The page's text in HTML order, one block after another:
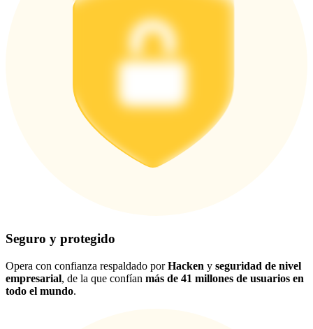
Seguro y protegido
Opera con confianza respaldado porHacken y seguridad de nivel
empresarial, de la que confían más de 41 millones de usuarios en
todo el mundo.